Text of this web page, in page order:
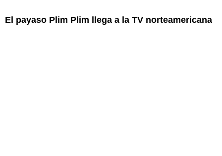
El payaso Plim Plim llega a la TV norteamericana